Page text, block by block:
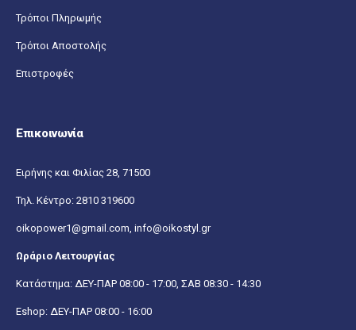
Τρόποι Πληρωμής
Τρόποι Αποστολής
Επιστροφές
Επικοινωνία
Ειρήνης και Φιλίας 28, 71500
Τηλ. Κέντρο: 2810 319600
oikopower1@gmail.com, info@oikostyl.gr
Ωράριο Λειτουργίας
Κατάστημα: ΔΕΥ-ΠΑΡ 08:00 - 17:00, ΣΑΒ 08:30 - 14:30
Eshop: ΔΕΥ-ΠΑΡ 08:00 - 16:00